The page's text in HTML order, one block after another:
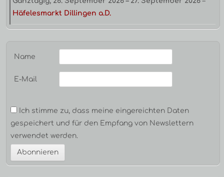
Häfelesmarkt Dillingen a.D.
Name
E-Mail
Ich stimme zu, dass meine eingereichten Daten
gespeichert und für den Empfang von Newslettern
verwendet werden.